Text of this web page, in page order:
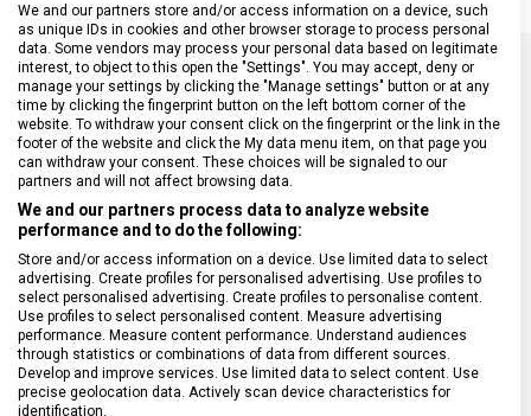
SPECIFIKACE PRODUKTU
DRUH ZBOŽÍ Kuchyňské vybavení
ZÁRUKA 24 měsíců
HMOTNOST 75 g
We and our partners store and/or access information on a device, such
as unique IDs in cookies and other browser storage to process personal
data. Some vendors may process your personal data based on legitimate
interest, to object to this open the "Settings". You may accept, deny or
manage your settings by clicking the "Manage settings" button or at any
time by clicking the fingerprint button on the left bottom corner of the
website. To withdraw your consent click on the fingerprint or the link in the
footer of the website and click the My data menu item, on that page you
can withdraw your consent. These choices will be signaled to our
partners and will not affect browsing data.
We and our partners process data to analyze website
performance and to do the following:
Store and/or access information on a device. Use limited data to select
advertising. Create profiles for personalised advertising. Use profiles to
select personalised advertising. Create profiles to personalise content.
Use profiles to select personalised content. Measure advertising
performance. Measure content performance. Understand audiences
through statistics or combinations of data from different sources.
Develop and improve services. Use limited data to select content. Use
precise geolocation data. Actively scan device characteristics for
identification.